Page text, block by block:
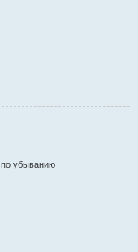
по убыванию